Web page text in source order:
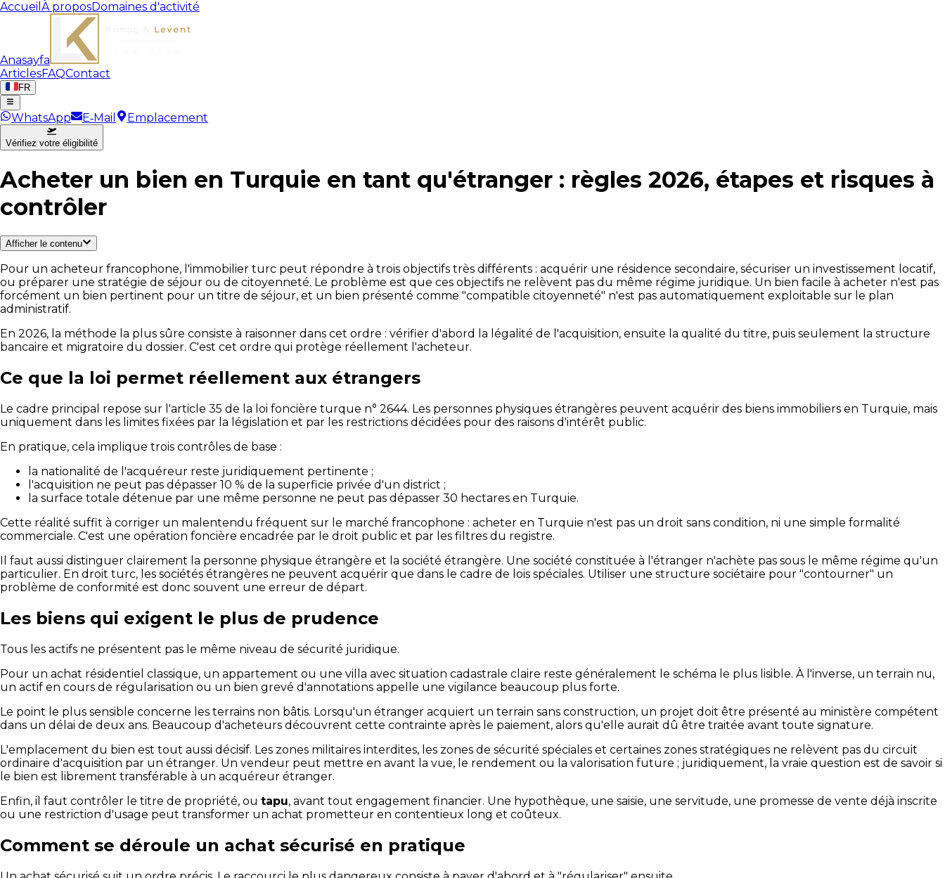
Accueil À proposDomaines d'activité
Anasayfa
ArticlesFAQContact
FR
WhatsApp E‑Mail Emplacement
Vérifiez votre éligibilité
Acheter un bien en Turquie en tant qu'étranger : règles 2026, étapes et risques à
contrôler
Afficher le contenu
Pour un acheteur francophone, l'immobilier turc peut répondre à trois objectifs très différents : acquérir une résidence secondaire, sécuriser un investissement locatif,
ou préparer une stratégie de séjour ou de citoyenneté. Le problème est que ces objectifs ne relèvent pas du même régime juridique. Un bien facile à acheter n'est pas
forcément un bien pertinent pour un titre de séjour, et un bien présenté comme "compatible citoyenneté" n'est pas automatiquement exploitable sur le plan
administratif.
En 2026, la méthode la plus sûre consiste à raisonner dans cet ordre : vérifier d'abord la légalité de l'acquisition, ensuite la qualité du titre, puis seulement la structure
bancaire et migratoire du dossier. C'est cet ordre qui protège réellement l'acheteur.
Ce que la loi permet réellement aux étrangers
Le cadre principal repose sur l'article 35 de la loi foncière turque n° 2644. Les personnes physiques étrangères peuvent acquérir des biens immobiliers en Turquie, mais
uniquement dans les limites fixées par la législation et par les restrictions décidées pour des raisons d'intérêt public.
En pratique, cela implique trois contrôles de base :
la nationalité de l'acquéreur reste juridiquement pertinente ;
l'acquisition ne peut pas dépasser 10 % de la superficie privée d'un district ;
la surface totale détenue par une même personne ne peut pas dépasser 30 hectares en Turquie.
Cette réalité suffit à corriger un malentendu fréquent sur le marché francophone : acheter en Turquie n'est pas un droit sans condition, ni une simple formalité
commerciale. C'est une opération foncière encadrée par le droit public et par les filtres du registre.
Il faut aussi distinguer clairement la personne physique étrangère et la société étrangère. Une société constituée à l'étranger n'achète pas sous le même régime qu'un
particulier. En droit turc, les sociétés étrangères ne peuvent acquérir que dans le cadre de lois spéciales. Utiliser une structure sociétaire pour "contourner" un
problème de conformité est donc souvent une erreur de départ.
Les biens qui exigent le plus de prudence
Tous les actifs ne présentent pas le même niveau de sécurité juridique.
Pour un achat résidentiel classique, un appartement ou une villa avec situation cadastrale claire reste généralement le schéma le plus lisible. À l'inverse, un terrain nu,
un actif en cours de régularisation ou un bien grevé d'annotations appelle une vigilance beaucoup plus forte.
Le point le plus sensible concerne les terrains non bâtis. Lorsqu'un étranger acquiert un terrain sans construction, un projet doit être présenté au ministère compétent
dans un délai de deux ans. Beaucoup d'acheteurs découvrent cette contrainte après le paiement, alors qu'elle aurait dû être traitée avant toute signature.
L'emplacement du bien est tout aussi décisif. Les zones militaires interdites, les zones de sécurité spéciales et certaines zones stratégiques ne relèvent pas du circuit
ordinaire d'acquisition par un étranger. Un vendeur peut mettre en avant la vue, le rendement ou la valorisation future ; juridiquement, la vraie question est de savoir si
le bien est librement transférable à un acquéreur étranger.
Enfin, il faut contrôler le titre de propriété, ou tapu, avant tout engagement financier. Une hypothèque, une saisie, une servitude, une promesse de vente déjà inscrite
ou une restriction d'usage peut transformer un achat prometteur en contentieux long et coûteux.
Comment se déroule un achat sécurisé en pratique